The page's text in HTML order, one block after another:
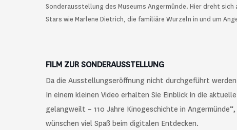
Sonderausstellung des Museums Angermünde. Hier dreht
Stars wie Marlene Dietrich, die familiäre Wurzeln in und um
FILM ZUR SONDERAUSSTELLUNG
Da die Ausstellungseröffnung nicht durchgeführt
In einem kleinen Video erhalten Sie Einblick in die
gelangweilt – 110 Jahre Kinogeschichte in
wünschen viel Spaß beim digitalen Entdecken.